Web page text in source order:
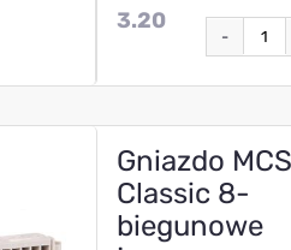
3.20
-
Gniazdo
Classic 8-
biegunowe